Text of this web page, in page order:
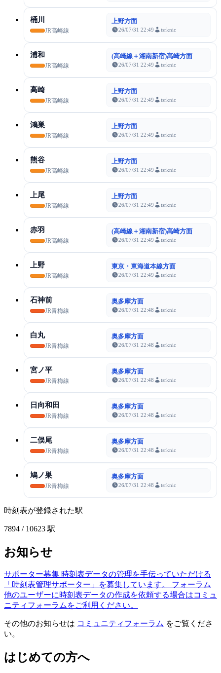
桶川
JR高崎線
上野方面
26/07/31 22:49 tsrknic
浦和
JR高崎線
(高崎線＋湘南新宿)高崎方面
26/07/31 22:49 tsrknic
高崎
JR高崎線
上野方面
26/07/31 22:49 tsrknic
鴻巣
JR高崎線
上野方面
26/07/31 22:49 tsrknic
熊谷
JR高崎線
上野方面
26/07/31 22:49 tsrknic
上尾
JR高崎線
上野方面
26/07/31 22:49 tsrknic
赤羽
JR高崎線
(高崎線＋湘南新宿)高崎方面
26/07/31 22:49 tsrknic
上野
JR高崎線
東京・東海道本線方面
26/07/31 22:49 tsrknic
石神前
JR青梅線
奥多摩方面
26/07/31 22:48 tsrknic
白丸
JR青梅線
奥多摩方面
26/07/31 22:48 tsrknic
宮ノ平
JR青梅線
奥多摩方面
26/07/31 22:48 tsrknic
日向和田
JR青梅線
奥多摩方面
26/07/31 22:48 tsrknic
二俣尾
JR青梅線
奥多摩方面
26/07/31 22:48 tsrknic
鳩ノ巣
JR青梅線
奥多摩方面
26/07/31 22:48 tsrknic
時刻表が登録された駅
7894 / 10623 駅
お知らせ
サポーター募集 時刻表データの管理を手伝っていただける
「時刻表管理サポーター」を募集しています。
フォーラム
他のユーザーに時刻表データの作成を依頼する場合はコミュ
ニティフォーラムをご利用ください。
その他のお知らせは コミュニティフォーラム をご覧くださ
い。
はじめての方へ